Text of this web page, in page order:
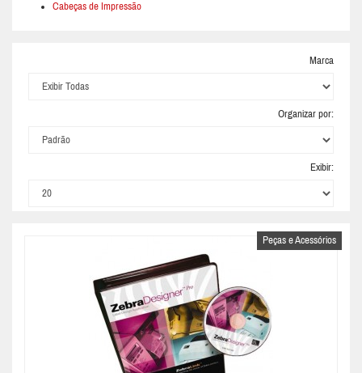
Cabeças de Impressão
Marca
Organizar por:
Exibir:
Peças e Acessórios